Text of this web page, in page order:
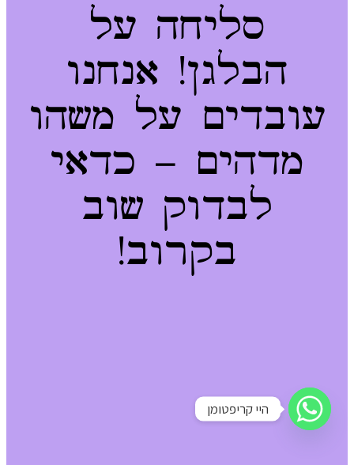
סליחה על
הבלגן! אנחנו
עובדים על משהו
מדהים – כדאי
לבדוק שוב
בקרוב!
היי קריפטומן